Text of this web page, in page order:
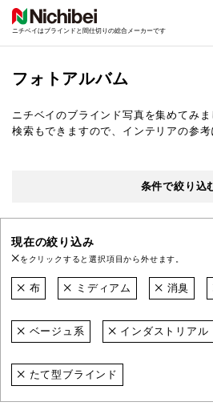
ニチベイはブラインドと間仕切りの総合メーカーです
フォトアルバム
ニチベイのブラインド写真を集めてみま
検索もできますので、インテリアの参考
条件で絞り込
現在の絞り込み
をクリックすると選択項目から外せます。
布 ミディアム 消臭
ベージュ系 インダストリアル
たて型ブラインド